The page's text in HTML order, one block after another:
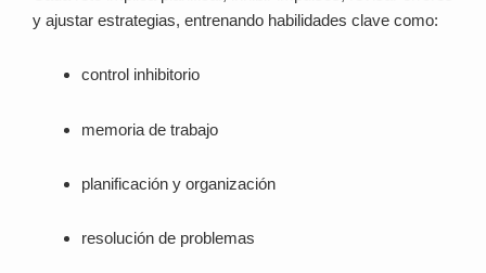
y ajustar estrategias, entrenando habilidades clave como:
control inhibitorio
memoria de trabajo
planificación y organización
resolución de problemas